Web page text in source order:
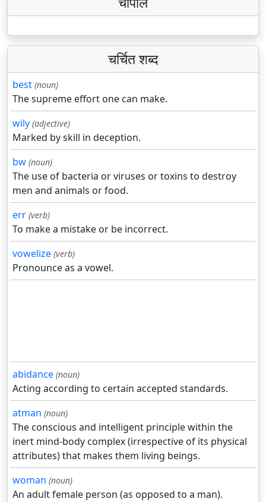
चर्चित शब्द
best (noun)
The supreme effort one can make.
wily (adjective)
Marked by skill in deception.
bw (noun)
The use of bacteria or viruses or toxins to destroy
men and animals or food.
err (verb)
To make a mistake or be incorrect.
vowelize (verb)
Pronounce as a vowel.
abidance (noun)
Acting according to certain accepted standards.
atman (noun)
The conscious and intelligent principle within the
inert mind-body complex (irrespective of its physical
attributes) that makes them living beings.
woman (noun)
An adult female person (as opposed to a man).